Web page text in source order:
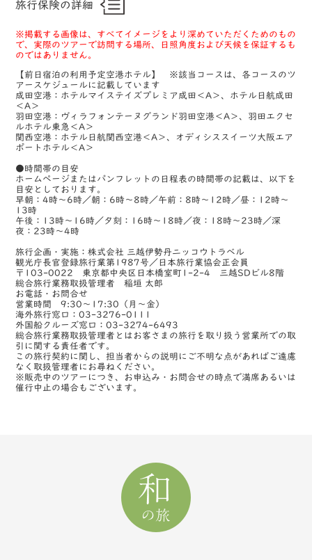
旅行保険の詳細
※掲載する画像は、すべてイメージをより深めていただくためのもの
で、実際のツアーで訪問する場所、日照角度および天候を保証するも
のではありません。
【前日宿泊の利用予定空港ホテル】 ※該当コースは、各コースのツ
アースケジュールに記載しています
成田空港：ホテルマイステイズプレミア成田＜A＞、ホテル日航成田
＜A＞
羽田空港：ヴィラフォンテーヌグランド羽田空港＜A＞、羽田エクセ
ルホテル東急＜A＞
関西空港：ホテル日航関西空港＜A＞、オディシススイーツ大阪エア
ポートホテル＜A＞
●時間帯の目安
ホームページまたはパンフレットの日程表の時間帯の記載は、以下を
目安としております。
早朝：4時～6時／朝：6時～8時／午前：8時～12時／昼：12時～
13時
午後：13時～16時／夕刻：16時～18時／夜：18時～23時／深
夜：23時～4時
旅行企画・実施：株式会社 三越伊勢丹ニッコウトラベル
観光庁長官登録旅行業第1987号／日本旅行業協会正会員
〒103-0022 東京都中央区日本橋室町1-2-4 三越SDビル8階
総合旅行業務取扱管理者 稲垣 太郎
お電話・お問合せ
営業時間 9:30～17:30（月～金）
海外旅行窓口：03-3276-0111
外国船クルーズ窓口：03-3274-6493
総合旅行業務取扱管理者とはお客さまの旅行を取り扱う営業所での取
引に関する責任者です。
この旅行契約に関し、担当者からの説明にご不明な点があればご遠慮
なく取扱管理者にお尋ねください。
※販売中のツアーにつき、お申込み・お問合せの時点で満席あるいは
催行中止の場合もございます。